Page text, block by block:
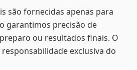
são fornecidas apenas para
garantimos precisão de
ou resultados finais. O
exclusiva do